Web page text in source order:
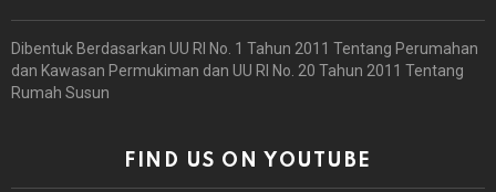
Dibentuk Berdasarkan UU RI No. 1 Tahun 2011 Tentang Perumahan
dan Kawasan Permukiman dan UU RI No. 20 Tahun 2011 Tentang
Rumah Susun
FIND US ON YOUTUBE